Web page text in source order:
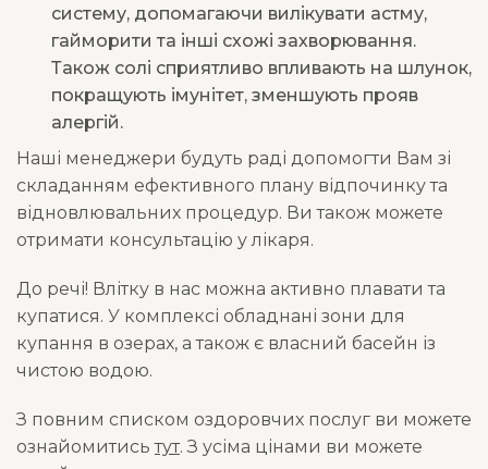
систему, допомагаючи вилікувати астму,
гайморити та інші схожі захворювання.
Також солі сприятливо впливають на шлунок,
покращують імунітет, зменшують прояв
алергій.
Наші менеджери будуть раді допомогти Вам зі
складанням ефективного плану відпочинку та
відновлювальних процедур. Ви також можете
отримати консультацію у лікаря.
До речі! Влітку в нас можна активно плавати та
купатися. У комплексі обладнані зони для
купання в озерах, а також є власний басейн із
чистою водою.
З повним списком оздоровчих послуг ви можете
ознайомитисьтут. З усіма цінами ви можете